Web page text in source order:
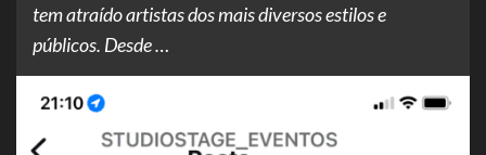
tem atraído artistas dos mais diversos estilos e
públicos. Desde …